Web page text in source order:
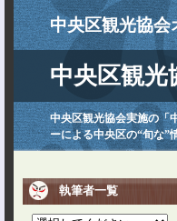
中央区観光協会
中央区観光
中央区観光協会実施の「
ーによる中央区の“旬な”
執筆者一覧